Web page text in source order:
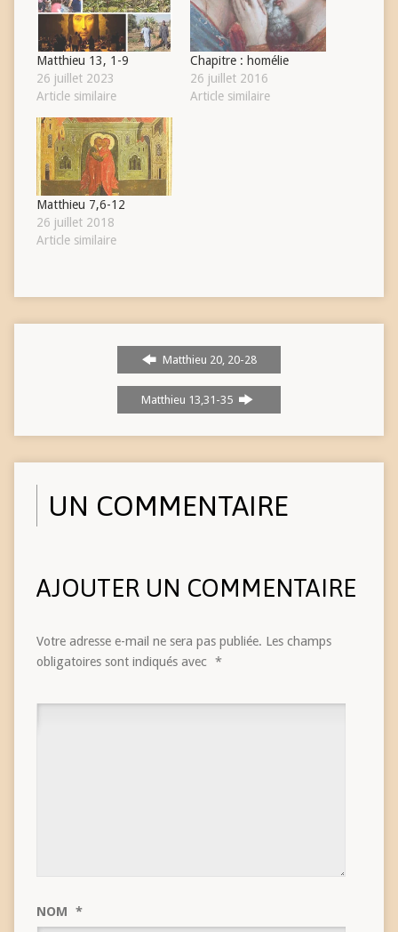
Matthieu 13, 1-9
26 juillet 2023
Article similaire
Chapitre : homélie
26 juillet 2016
Article similaire
Matthieu 7,6-12
26 juillet 2018
Article similaire
Matthieu 20, 20-28
Matthieu 13,31-35
UN COMMENTAIRE
AJOUTER UN COMMENTAIRE
Votre adresse e-mail ne sera pas publiée. Les champs
obligatoires sont indiqués avec *
NOM *